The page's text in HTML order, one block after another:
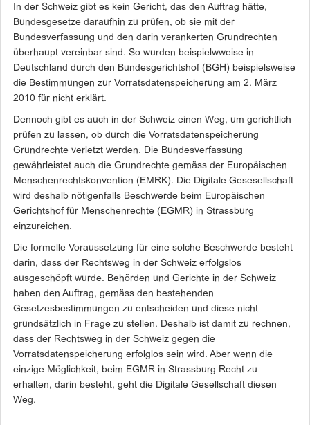
In der Schweiz gibt es kein Gericht, das den Auftrag hätte,
Bundesgesetze daraufhin zu prüfen, ob sie mit der
Bundesverfassung und den darin verankerten Grundrechten
überhaupt vereinbar sind. So wurden beispielwweise in
Deutschland durch den Bundesgerichtshof (BGH) beispielsweise
die Bestimmungen zur Vorratsdatenspeicherung am 2. März
2010 für nicht erklärt.
Dennoch gibt es auch in der Schweiz einen Weg, um gerichtlich
prüfen zu lassen, ob durch die Vorratsdatenspeicherung
Grundrechte verletzt werden. Die Bundesverfassung
gewährleistet auch die Grundrechte gemäss der Europäischen
Menschenrechtskonvention (EMRK). Die Digitale Gesesellschaft
wird deshalb nötigenfalls Beschwerde beim Europäischen
Gerichtshof für Menschenrechte (EGMR) in Strassburg
einzureichen.
Die formelle Voraussetzung für eine solche Beschwerde besteht
darin, dass der Rechtsweg in der Schweiz erfolgslos
ausgeschöpft wurde. Behörden und Gerichte in der Schweiz
haben den Auftrag, gemäss den bestehenden
Gesetzesbestimmungen zu entscheiden und diese nicht
grundsätzlich in Frage zu stellen. Deshalb ist damit zu rechnen,
dass der Rechtsweg in der Schweiz gegen die
Vorratsdatenspeicherung erfolglos sein wird. Aber wenn die
einzige Möglichkeit, beim EGMR in Strassburg Recht zu
erhalten, darin besteht, geht die Digitale Gesellschaft diesen
Weg.